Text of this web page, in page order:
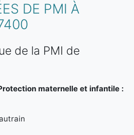
DE PMI À
de la PMI de
maternelle et infantile :